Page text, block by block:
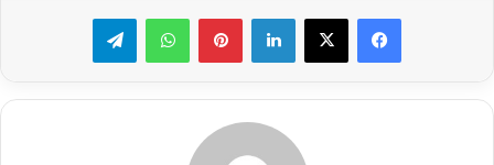
لينكدإن بينتيريستواتساب تيلقرام